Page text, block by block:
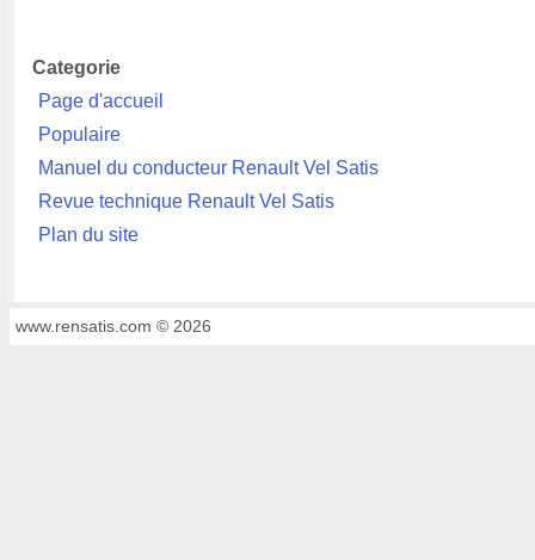
Categorie
Page d'accueil
Populaire
Manuel du conducteur Renault Vel Satis
Revue technique Renault Vel Satis
Plan du site
www.rensatis.com © 2026